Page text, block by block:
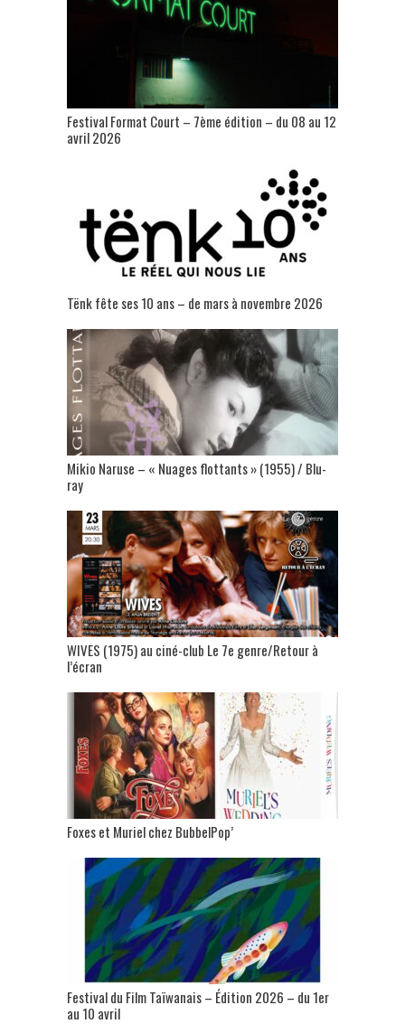
Festival Format Court – 7ème édition – du 08 au 12
avril 2026
Tënk fête ses 10 ans – de mars à novembre 2026
Mikio Naruse – « Nuages flottants » (1955) / Blu-
ray
WIVES (1975) au ciné-club Le 7e genre/Retour à
l’écran
Foxes et Muriel chez BubbelPop’
Festival du Film Taïwanais – Édition 2026 – du 1er
au 10 avril